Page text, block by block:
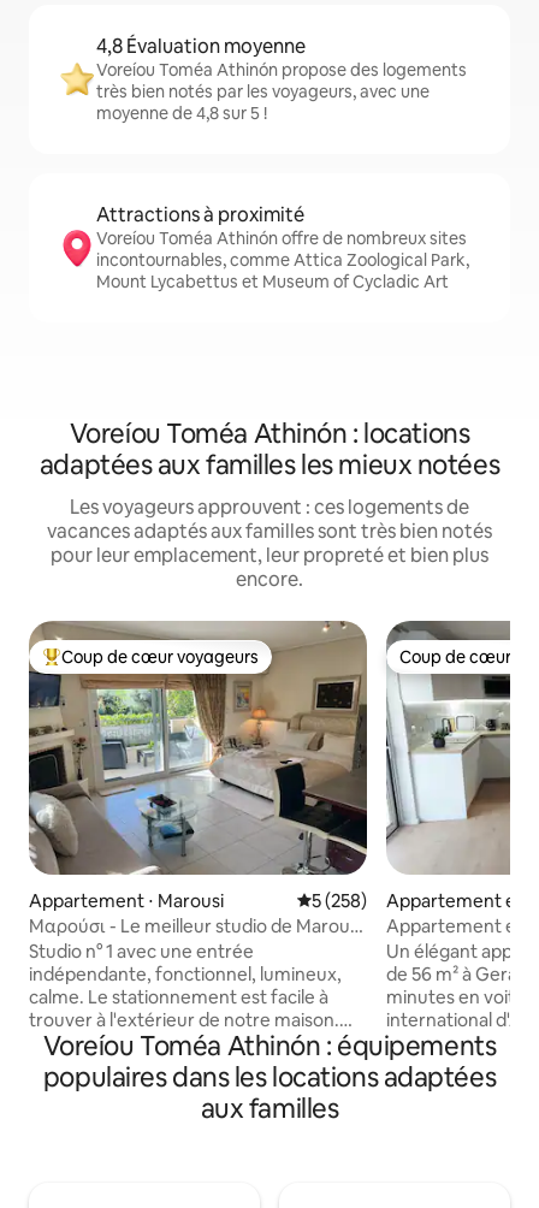
4,8 Évaluation moyenne
Voreíou Toméa Athinón propose des logements
très bien notés par les voyageurs, avec une
moyenne de 4,8 sur 5 !
Attractions à proximité
Voreíou Toméa Athinón offre de nombreux sites
incontournables, comme Attica Zoological Park,
Mount Lycabettus et Museum of Cycladic Art
Voreíou Toméa Athinón : locations
adaptées aux familles les mieux notées
Les voyageurs approuvent : ces logements de
vacances adaptés aux familles sont très bien notés
pour leur emplacement, leur propreté et bien plus
encore.
Coups de cœur voyageurs les plus appréciés
Coup de cœur voyageurs
Appartement ⋅ Marousi Évaluation moyenne sur la
5 (258)
Μαρούσι - Le meilleur studio de Marousi,
à 20 minutes de l'aéroport
Studio n° 1 avec une entrée
indépendante, fonctionnel, lumineux,
calme. Le stationnement est facile à
trouver à l'extérieur de notre maison.
Près de nous se trouvent : l'hôpital
Sismanogleio à 300 m., centre sportif
DAIS (850 m), terrain de padel à
Maroussi, Metropolitan College,
Coup de cœur
Coup de cœur
Appartement en
⋅ Gerakas
Appartement
À 15 min de
Un élégant
de 56 m² à
minutes en
international
Baigné de
d'un salon
d'une cuisine
Voreíou Toméa Athinón : équipements
populaires dans les locations adaptées
aux familles